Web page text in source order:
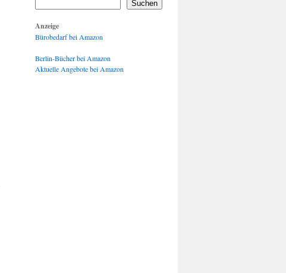
Suchen
Anzeige
Bürobedarf bei Amazon
Berlin-Bücher bei Amazon
Aktuelle Angebote bei Amazon